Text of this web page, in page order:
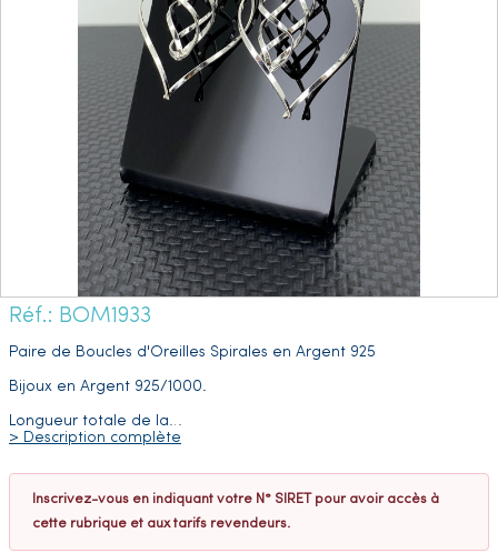
Réf.: BOM1933
Paire de Boucles d'Oreilles Spirales en Argent 925
Bijoux en Argent 925/1000.
Longueur totale de la…
> Description complète
Inscrivez-vous en indiquant votre N° SIRET pour avoir accès à
cette rubrique et aux tarifs revendeurs.